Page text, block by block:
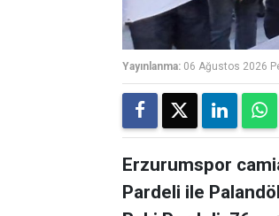
Yayınlanma: 06 Ağustos 2026
Erzurumspor
Pardeli ile